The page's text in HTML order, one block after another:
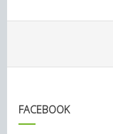
FACEBOOK